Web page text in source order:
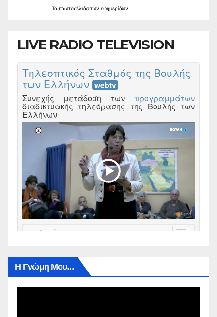
Τα πρωτοσέλιδα των εφημερίδων
LIVE RADIO TELEVISION
Η Γνώμη Μου…